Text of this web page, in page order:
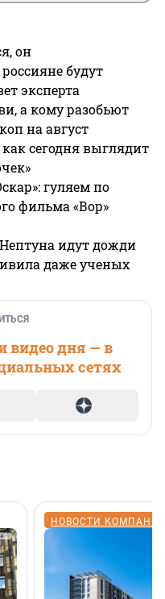
он
будут
эксперта
а кому разобьют
на август
сегодня выглядит
гуляем по
фильма «Вор»
идут дожди
даже ученых
видео дня — в
сетях
НОВОСТИ